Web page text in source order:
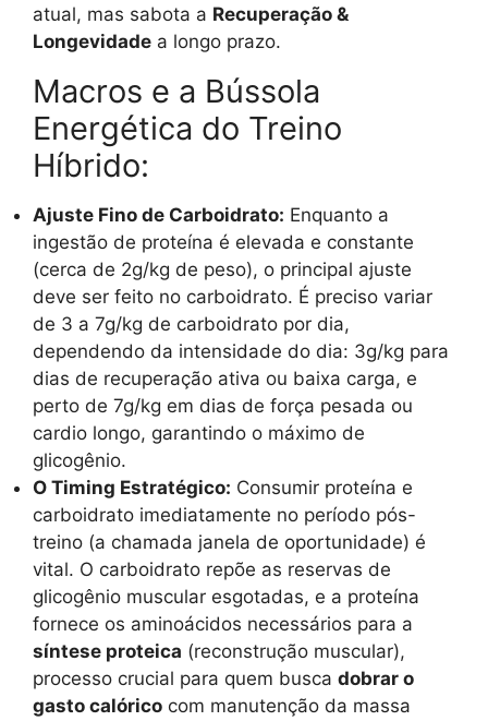
atual, mas sabota a Recuperação &
Longevidade a longo prazo.
Macros e a Bússola
Energética do Treino
Híbrido:
Ajuste Fino de Carboidrato: Enquanto a
ingestão de proteína é elevada e constante
(cerca de 2g/kg de peso), o principal ajuste
deve ser feito no carboidrato. É preciso variar
de 3 a 7g/kg de carboidrato por dia,
dependendo da intensidade do dia: 3g/kg para
dias de recuperação ativa ou baixa carga, e
perto de 7g/kg em dias de força pesada ou
cardio longo, garantindo o máximo de
glicogênio.
O Timing Estratégico: Consumir proteína e
carboidrato imediatamente no período pós-
treino (a chamada janela de oportunidade) é
vital. O carboidrato repõe as reservas de
glicogênio muscular esgotadas, e a proteína
fornece os aminoácidos necessários para a
síntese proteica (reconstrução muscular),
processo crucial para quem busca dobrar o
gasto calórico com manutenção da massa